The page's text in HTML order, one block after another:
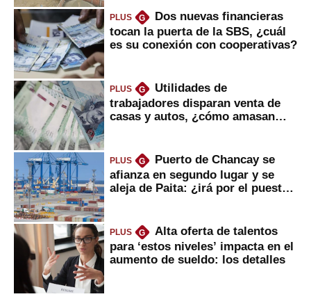
PLUS G
Dos nuevas financieras
tocan la puerta de la SBS, ¿cuál
es su conexión con cooperativas?
PLUS G
Utilidades de
trabajadores disparan venta de
casas y autos, ¿cómo amasan
PLUS G
Puerto de Chancay se
afianza en segundo lugar y se
aleja de Paita: ¿irá por el puesto
PLUS G
Alta oferta de talentos
para ‘estos niveles’ impacta en el
aumento de sueldo: los detalles